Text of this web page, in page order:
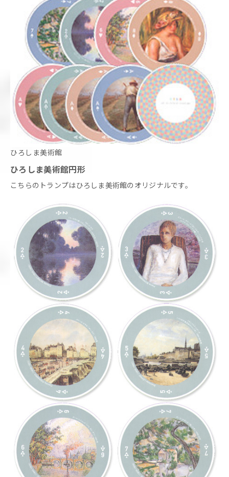
ひろしま美術館
ひろしま美術館円形
こちらのトランプはひろしま美術館のオリジナルです。